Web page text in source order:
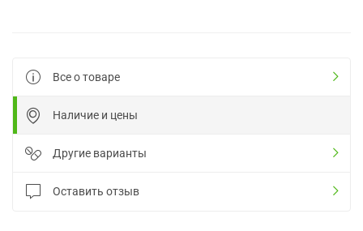
Все о товаре
Наличие и цены
Другие варианты
Оставить отзыв